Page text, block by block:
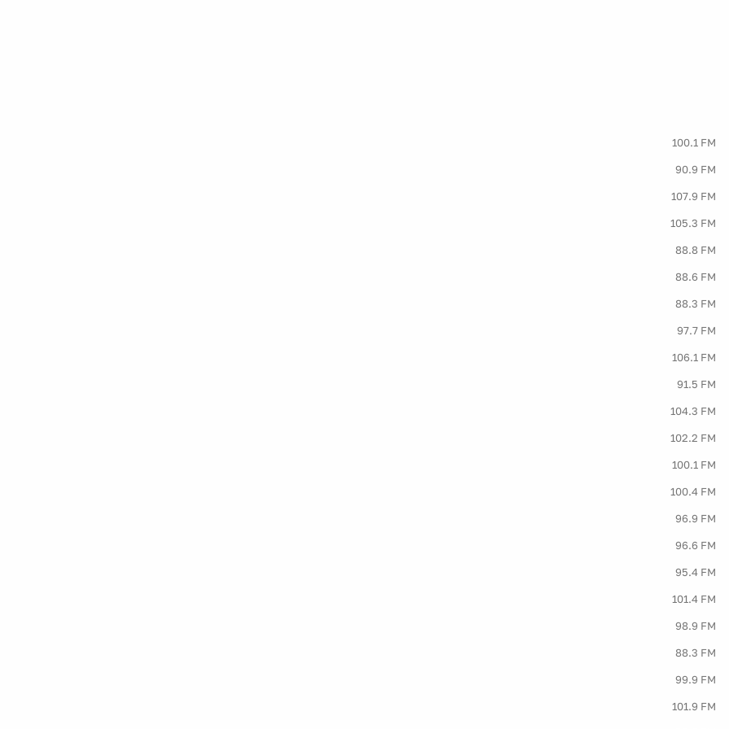
100.1 FM
90.9 FM
107.9 FM
105.3 FM
88.8 FM
88.6 FM
88.3 FM
97.7 FM
106.1 FM
91.5 FM
104.3 FM
102.2 FM
100.1 FM
100.4 FM
96.9 FM
96.6 FM
95.4 FM
101.4 FM
98.9 FM
88.3 FM
99.9 FM
101.9 FM